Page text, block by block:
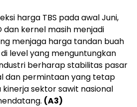
harga TBS pada awal Juni,
dan kernel masih menjadi
menjaga harga tandan buah
level yang menguntungkan
berharap stabilitas pasar
dan permintaan yang tetap
sektor sawit nasional
(A3)